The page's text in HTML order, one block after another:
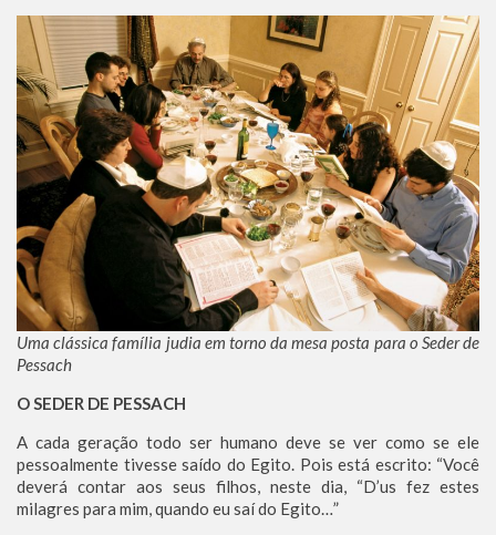
Uma clássica família judia em torno da mesa posta para o Seder de
Pessach
O SEDER DE PESSACH
A cada geração todo ser humano deve se ver como se ele
pessoalmente tivesse saído do Egito. Pois está escrito: “Você
deverá contar aos seus filhos, neste dia, “D’us fez estes
milagres para mim, quando eu saí do Egito…”